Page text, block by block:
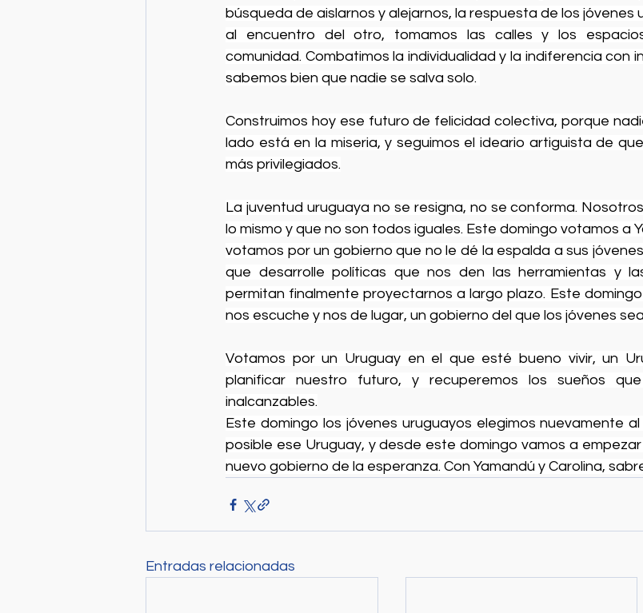
búsqueda de aislarnos y alejarnos, la respuesta de los jóvenes
al encuentro del otro, tomamos las calles y los
comunidad. Combatimos la individualidad y la indiferencia con
sabemos bien que nadie se salva solo.
Construimos hoy ese futuro de felicidad colectiva, porque
lado está en la miseria, y seguimos el ideario artiguista de
más privilegiados.
La juventud uruguaya no se resigna, no se conforma.
lo mismo y que no son todos iguales. Este domingo votamos a
votamos por un gobierno que no le dé la espalda a sus
que desarrolle políticas que nos den las herramientas y
permitan finalmente proyectarnos a largo plazo. Este
nos escuche y nos de lugar, un gobierno del que los jóvenes
Votamos por un Uruguay en el que esté bueno vivir, un
planificar nuestro futuro, y recuperemos los sueños
inalcanzables.
Este domingo los jóvenes uruguayos elegimos nuevamente
posible ese Uruguay, y desde este domingo vamos a
nuevo gobierno de la esperanza. Con Yamandú y Carolina,
Entradas relacionadas